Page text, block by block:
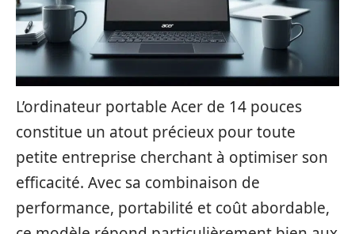
L’ordinateur portable Acer de 14 pouces
constitue un atout précieux pour toute
petite entreprise cherchant à optimiser son
efficacité. Avec sa combinaison de
performance, portabilité et coût abordable,